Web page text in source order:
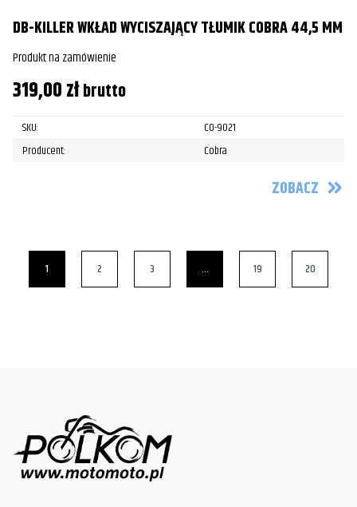
DB-KILLER WKŁAD WYCISZAJĄCY TŁUMIK COBRA 44,5 MM
Produkt na zamówienie
319,00złbrutto
SKU:
CO-9021
Producent:
Cobra
ZOBACZ
1 2 3 … 19 20